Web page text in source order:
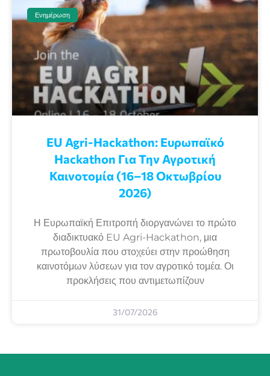
Ενημέρωση
EU Agri-Hackathon: Eυρωπαϊκό
Ηackathon Για Την Αγροτική
Καινοτομία (16–18 Οκτωβρίου
2026)
Η Ευρωπαϊκή Επιτροπή διοργανώνει το πρώτο
διαδικτυακό EU Agri-Hackathon, μια
πρωτοβουλία που στοχεύει στην προώθηση
καινοτόμων λύσεων για τον αγροτικό τομέα. Οι
προκλήσεις που αντιμετωπίζουν
31/07/2026